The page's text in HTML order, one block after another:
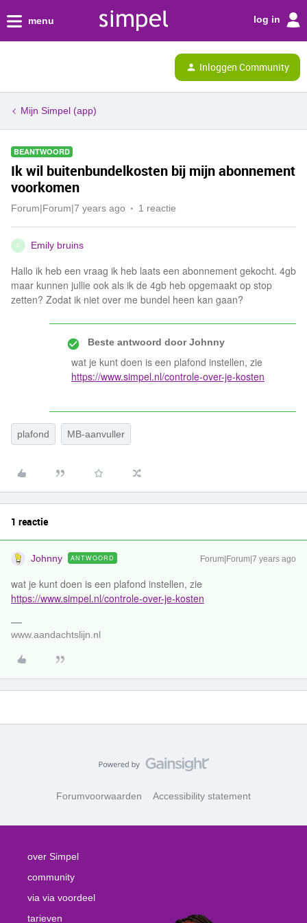
menu log in
Inloggen Community
Mijn Simpel (app)
BEANTWOORD
Ik wil buitenbundelkosten bij mijn abonnement
voorkomen
Forum|Forum|7 years ago 1 reactie
E Emily bruins
Hallo ik heb een vraag ik heb laats een abonnement gekocht. 4gb
maar kunnen jullie ook als ik de 4gb heb opgemaakt op stop
zetten? Zodat ik niet over me bundel heen kan gaan?
Beste antwoord doorJohnny
wat je kunt doen is een plafond instellen, zie
https://www.simpel.nl/controle-over-je-kosten
plafond MB-aanvuller
1 reactie
Johnny ANTWOORD Forum|Forum|7 years ago
wat je kunt doen is een plafond instellen, zie
https://www.simpel.nl/controle-over-je-kosten
www.aandachtslijn.nl
Forumvoorwaarden Accessibility statement
over Simpel
community
via via voordeel
tarieven